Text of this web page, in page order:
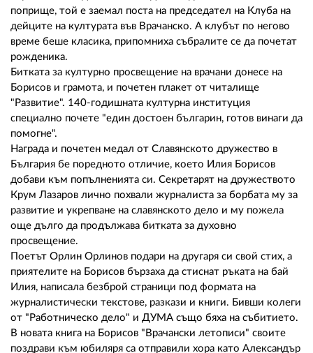
поприще, той е заемал поста на председател на Клуба на
дейците на културата във Врачанско. А клубът по негово
време беше класика, припомниха събралите се да почетат
рожденика.
Битката за културно просвещение на врачани донесе на
Борисов и грамота, и почетен плакет от читалище
"Развитие". 140-годишната културна институция
специално почете "един достоен българин, готов винаги да
помогне".
Награда и почетен медал от Славянското дружество в
България бе поредното отличие, което Илия Борисов
добави към попълненията си. Секретарят на дружеството
Крум Лазаров лично похвали журналиста за борбата му за
развитие и укрепване на славянското дело и му пожела
още дълго да продължава битката за духовно
просвещение.
Поетът Орлин Орлинов подари на другаря си свой стих, а
приятелите на Борисов бързаха да стиснат ръката на бай
Илия, написала безброй страници под формата на
журналистически текстове, разкази и книги. Бивши колеги
от "Работническо дело" и ДУМА също бяха на събитието.
В новата книга на Борисов "Врачански летописи" своите
поздрави към юбиляря са отправили хора като Александър